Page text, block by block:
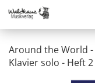
Around the World
Klavier solo - Heft 2